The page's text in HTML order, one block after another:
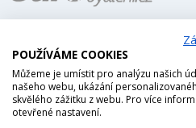
POUŽÍVÁME COOKIES
Můžeme je umístit pro analýzu našich
našeho webu, ukázání
skvělého zážitku z webu. Pro více
otevřené nastavení.